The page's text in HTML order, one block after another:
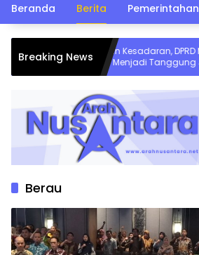
Beranda Berita Pemerintahan
Breaking News
Tingkatkan Kesadaran, DPRD Minta Isu
Sampah Menjadi Tanggung Jawab
Semua Pihak
Berau